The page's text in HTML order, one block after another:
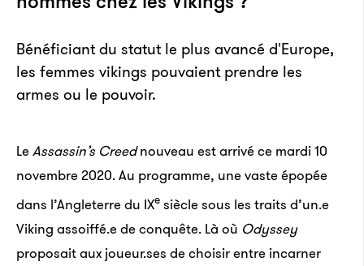
Bénéficiant du statut le plus avancé d'Europe,
les femmes vikings pouvaient prendre les
armes ou le pouvoir.
Le Assassin’s Creednouveau est arrivé ce mardi 10
novembre 2020. Au programme, une vaste épopée
dans l’Angleterre du IXe siècle sous les traits d’un.e
Viking assoiffé.e de conquête. Là où Odyssey
proposait aux joueur.ses de choisir entre incarner